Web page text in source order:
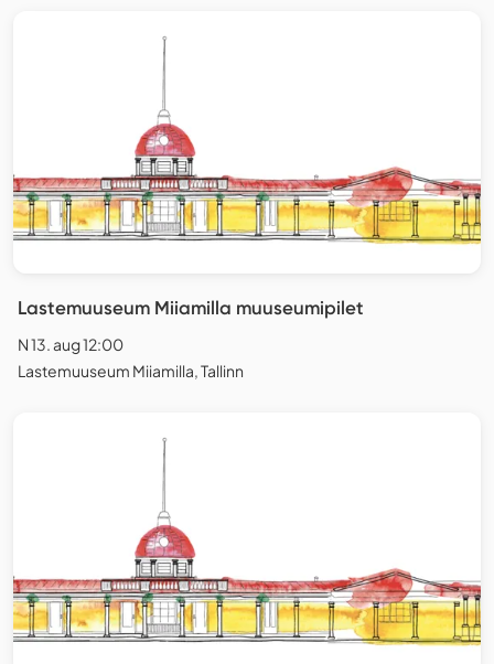
Lastemuuseum Miiamilla muuseumipilet
N 13. aug 12:00
Lastemuuseum Miiamilla, Tallinn